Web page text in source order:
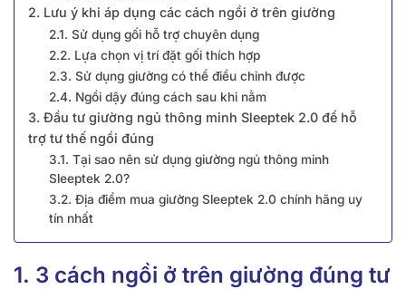
2. Lưu ý khi áp dụng các cách ngồi ở trên giường
2.1. Sử dụng gối hỗ trợ chuyên dụng
2.2. Lựa chọn vị trí đặt gối thích hợp
2.3. Sử dụng giường có thể điều chỉnh được
2.4. Ngồi dậy đúng cách sau khi nằm
3. Đầu tư giường ngủ thông minh Sleeptek 2.0 để hỗ
trợ tư thế ngồi đúng
3.1. Tại sao nên sử dụng giường ngủ thông minh
Sleeptek 2.0?
3.2. Địa điểm mua giường Sleeptek 2.0 chính hãng uy
tín nhất
1. 3 cách ngồi ở trên giường đúng tư